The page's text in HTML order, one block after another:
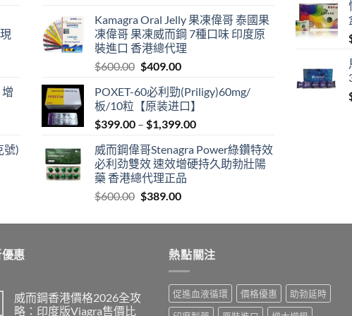
號)
was:
$599.00.
is:
$399.00.
Kamagra Oral Jelly 果凍偉哥 泰國果
凍偉哥 果凍威而鋼 7種口味 印度原
裝進口 香港總代理
$600.00 Original
was:
$600.00.
$409.00Current
is:
$409.00.
POXET-60必利勁(Priligy)60mg/
板/10粒【原装进口】
$399.00 – $1,399.00Price
$399.00
through
威而鋼偉哥Stenagra Power綠鑽特效
必利劲雙效 速效增硬持久助勃壯陽
藥 香港總代理正品
$600.00 Original
was:
$389.00Current
is:
惠
威而鋼香港價格2026全攻
略：印度版Viagra售價比
熱點關注
促進血液循環 價格優惠
助勃延時